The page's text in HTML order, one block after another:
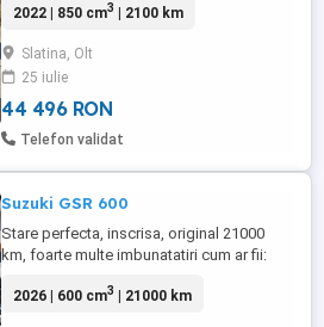
atat estetic cat si tehnic. Este recent adus
servodirectie 4x4 lada spate overfendere
handguarduri diferential blocabil ...
2022 | 850 cm3 | 2100 km
Slatina, Olt
25 iulie
44 496 RON
Telefon validat
Suzuki GSR 600
Stare perfecta, inscrisa, original 21000
km, foarte multe imbunatatiri cum ar fii:
Tokico, manete- suruburi - paduri de
2026 | 600 cm3 | 21000 km